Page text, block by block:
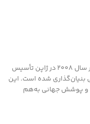
وب‌سایت رسمی برند اشاره کرده که کوبل در سال ۲۰۰۸ در ژاپن تأسیس
شده است. این
و پوشش جهانی به‌هم